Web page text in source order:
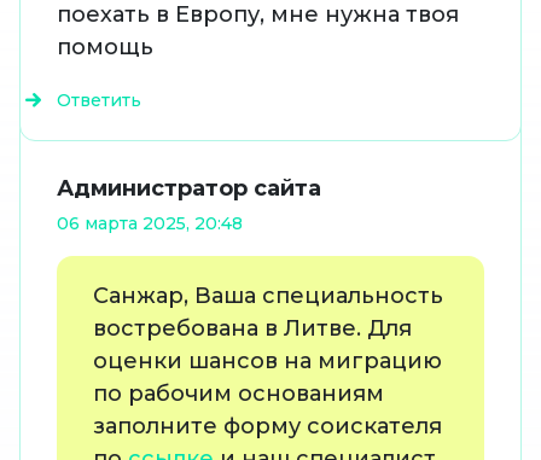
поехать в Европу, мне нужна твоя
помощь
Ответить
Администратор сайта
06 марта 2025, 20:48
Санжар, Ваша специальность
востребована в Литве. Для
оценки шансов на миграцию
по рабочим основаниям
заполните форму соискателя